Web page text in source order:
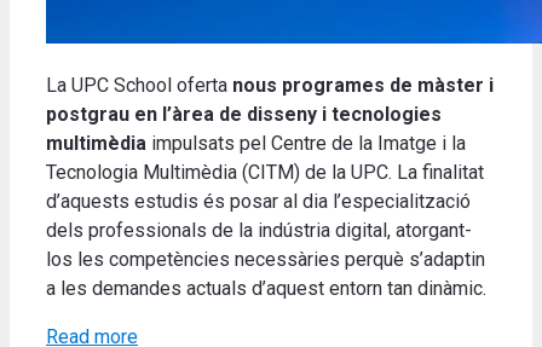
La UPC School oferta nous programes de màster i
postgrau en l’àrea de disseny i tecnologies
multimèdia impulsats pel Centre de la Imatge i la
Tecnologia Multimèdia (CITM) de la UPC. La finalitat
d’aquests estudis és posar al dia l’especialització
dels professionals de la indústria digital, atorgant-
los les competències necessàries perquè s’adaptin
a les demandes actuals d’aquest entorn tan dinàmic.
Read more